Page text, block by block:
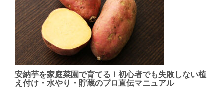
安納芋を家庭菜園で育てる！初心者でも失敗しない植
え付け・水やり・貯蔵のプロ直伝マニュアル